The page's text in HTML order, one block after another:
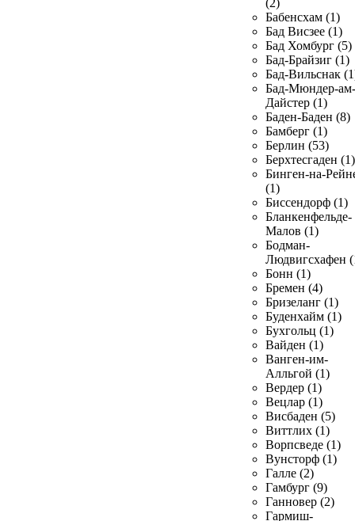
(2)
Бабенсхам (1)
Бад Висзее (1)
Бад Хомбург (5)
Бад-Брайзиг (1)
Бад-Вильснак
Бад-Мюндер-ам-
Дайстер (1)
Баден-Баден (8)
Бамберг (1)
Берлин (53)
Берхтесгаден (1)
Бинген-на-
(1)
Биссендорф (1)
Бланкенфельде-
Малов (1)
Бодман-
Людвигсхафен
Бонн (1)
Бремен (4)
Бризеланг (1)
Буденхайм (1)
Бухгольц (1)
Вайден (1)
Ванген-им-
Алльгой (1)
Вердер (1)
Вецлар (1)
Висбаден (5)
Виттлих (1)
Ворпсведе (1)
Вунсторф (1)
Галле (2)
Гамбург (9)
Ганновер (2)
Гармиш-